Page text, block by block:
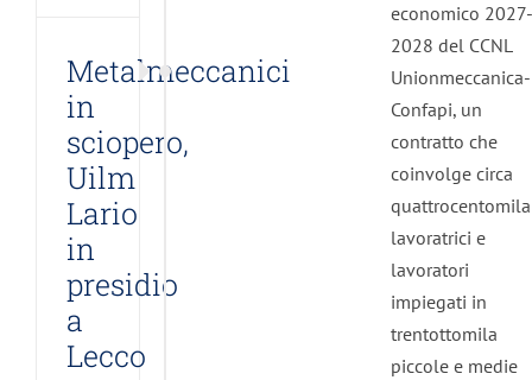
Metalmeccanici
in
sciopero,
Uilm
Lario
in
presidio
a
Lecco
economico 2027-
2028 del CCNL
Unionmeccanica-
Confapi, un
contratto che
coinvolge circa
quattrocentomila
lavoratrici e
lavoratori
impiegati in
trentottomila
piccole e medie